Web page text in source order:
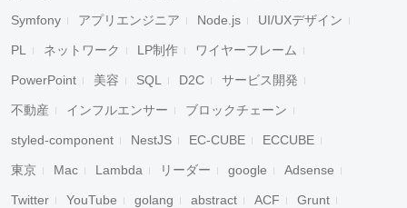
Symfony アプリエンジニア Node.js UI/UXデザイン
PL ネットワーク LP制作 ワイヤーフレーム
PowerPoint 美容 SQL D2C サービス開発
不動産 インフルエンサー ブロックチェーン
styled-component NestJS EC-CUBE ECCUBE
東京 Mac Lambda リーダー google Adsense
Twitter YouTube golang abstract ACF Grunt